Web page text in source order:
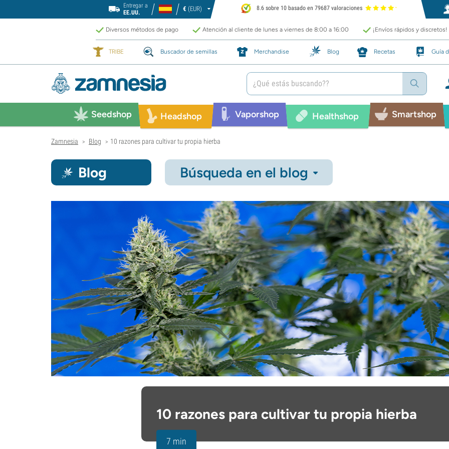
Entregar a
EE.UU.
€ (EUR) 8.6 sobre 10 basado en 79687 valoraciones
Diversos métodos de pago Atención al cliente de lunes a viernes de 8:00 a 16:00 ¡Envíos rápidos y discretos!
TRIBE Buscador de semillas Merchandise Blog Recetas Guía
Seedshop Headshop Vaporshop Healthshop Smartshop
Zamnesia > Blog > 10 razones para cultivar tu propia hierba
Blog Búsqueda en el blog
10 razones para cultivar tu propia hierba
7 min